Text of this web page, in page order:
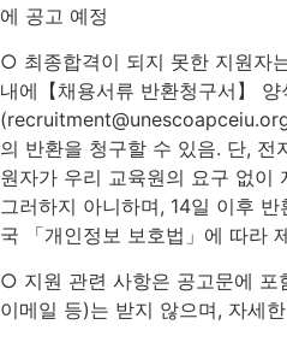
에 공고 예정
○ 최종합격이 되지 못한 지원자
내에【채용서류 반환청구서】
의 반환을 청구할 수 있음. 단, 전
원자가 우리 교육원의 요구 없이
그러하지 아니하며, 14일 이후
국 「개인정보 보호법」에 따라
○ 지원 관련 사항은 공고문에 포
이메일 등)는 받지 않으며, 자세